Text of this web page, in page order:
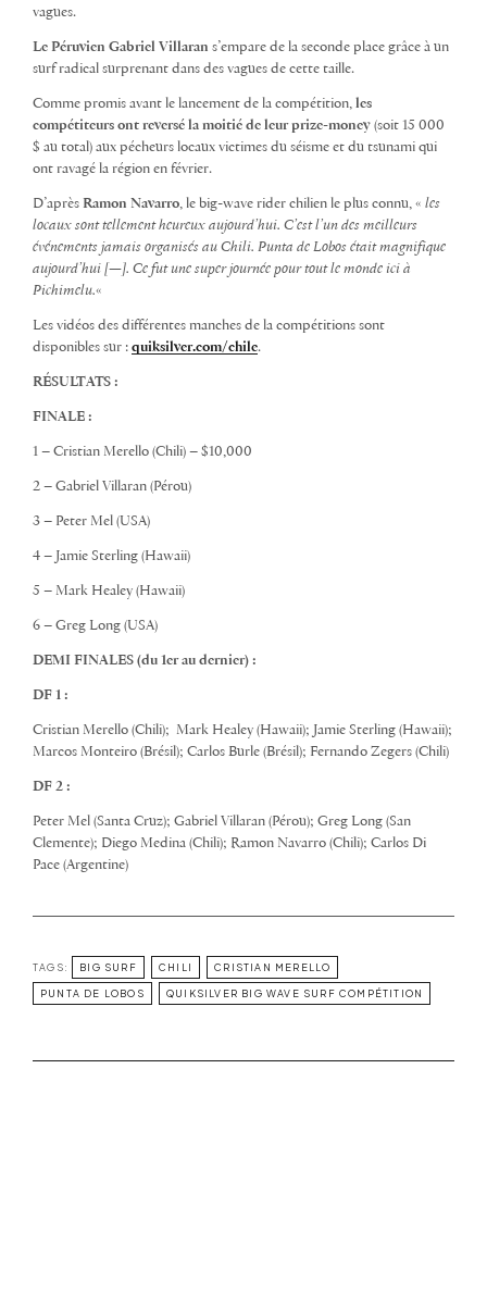
vagues.
Le Péruvien Gabriel Villaran s’empare de la seconde place grâce à un
surf radical surprenant dans des vagues de cette taille.
Comme promis avant le lancement de la compétition, les
compétiteurs ont reversé la moitié de leur prize-money (soit 15 000
$ au total) aux pécheurs locaux victimes du séisme et du tsunami qui
ont ravagé la région en février.
D’après Ramon Navarro, le big-wave rider chilien le plus connu, « les
locaux sont tellement heureux aujourd’hui. C’est l’un des meilleurs
événements jamais organisés au Chili. Punta de Lobos était magnifique
aujourd’hui [—]. Ce fut une super journée pour tout le monde ici à
Pichimelu.«
Les vidéos des différentes manches de la compétitions sont
disponibles sur : quiksilver.com/chile.
RÉSULTATS :
FINALE :
1 – Cristian Merello (Chili) – $10,000
2 – Gabriel Villaran (Pérou)
3 – Peter Mel (USA)
4 – Jamie Sterling (Hawaii)
5 – Mark Healey (Hawaii)
6 – Greg Long (USA)
DEMI FINALES (du 1er au dernier) :
DF 1 :
Cristian Merello (Chili); Mark Healey (Hawaii); Jamie Sterling (Hawaii);
Marcos Monteiro (Brésil); Carlos Burle (Brésil); Fernando Zegers (Chili)
DF 2 :
Peter Mel (Santa Cruz); Gabriel Villaran (Pérou); Greg Long (San
Clemente); Diego Medina (Chili); Ramon Navarro (Chili); Carlos Di
Pace (Argentine)
TAGS: BIG SURF CHILI CRISTIAN MERELLO
PUNTA DE LOBOS QUIKSILVER BIG WAVE SURF COMPÉTITION